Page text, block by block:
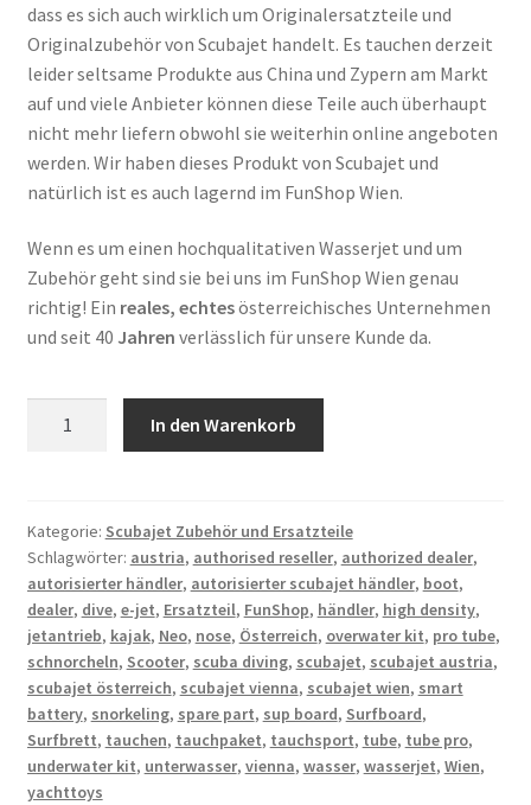
dass es sich auch wirklich um Originalersatzteile und
Originalzubehör von Scubajet handelt. Es tauchen derzeit
leider seltsame Produkte aus China und Zypern am Markt
auf und viele Anbieter können diese Teile auch überhaupt
nicht mehr liefern obwohl sie weiterhin online angeboten
werden. Wir haben dieses Produkt von Scubajet und
natürlich ist es auch lagernd im FunShop Wien.
Wenn es um einen hochqualitativen Wasserjet und um
Zubehör geht sind sie bei uns im FunShop Wien genau
richtig! Ein reales, echtesösterreichisches Unternehmen
und seit 40 Jahren verlässlich für unsere Kunde da.
In den Warenkorb
Kategorie: Scubajet Zubehör und Ersatzteile
Schlagwörter: austria, authorised reseller, authorized dealer,
autorisierter händler, autorisierter scubajet händler, boot,
dealer, dive, e-jet, Ersatzteil, FunShop, händler, high density,
jetantrieb, kajak, Neo, nose, Österreich, overwater kit, pro tube,
schnorcheln, Scooter, scuba diving, scubajet, scubajet austria,
scubajet österreich, scubajet vienna, scubajet wien, smart
battery, snorkeling, spare part, sup board, Surfboard,
Surfbrett, tauchen, tauchpaket, tauchsport, tube, tube pro,
underwater kit, unterwasser, vienna, wasser, wasserjet, Wien,
yachttoys